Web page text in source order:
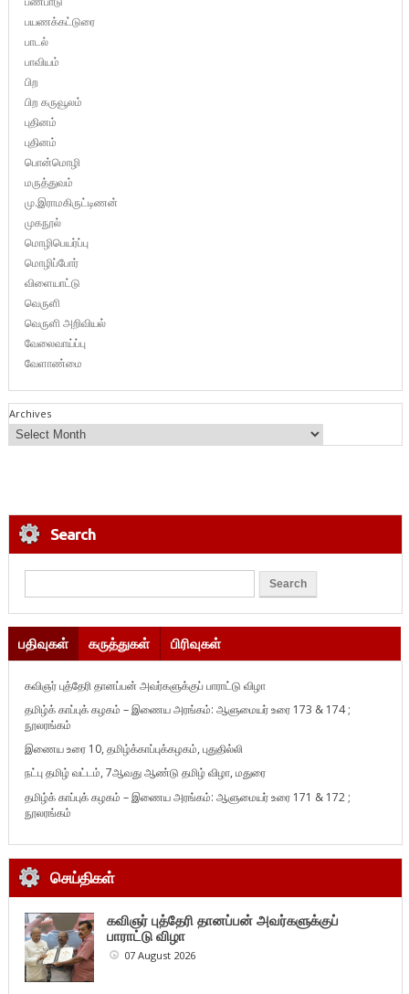
பயணக்கட்டுரை
பாடல்
பாவியம்
பிற
பிற கருவூலம்
புதினம்
புதினம்
பொன்மொழி
மருத்துவம்
மு.இராமகிருட்டிணன்
முகநூல்
மொழிபெயர்ப்பு
மொழிப்போர்
விளையாட்டு
வெருளி
வெருளி அறிவியல்
வேலைவாய்ப்பு
வேளாண்மை
Archives
Search
பதிவுகள் கருத்துகள் பிரிவுகள்
கவிஞர் புத்தேரி தானப்பன் அவர்களுக்குப் பாராட்டு விழா
தமிழ்க் காப்புக் கழகம் – இணைய அரங்கம்: ஆளுமையர் உரை 173 & 174 ;
நூலரங்கம்
இணைய உரை 10, தமிழ்க்காப்புக்கழகம், புதுதில்லி
நட்பு தமிழ் வட்டம், 7ஆவது ஆண்டு தமிழ் விழா, மதுரை
தமிழ்க் காப்புக் கழகம் – இணைய அரங்கம்: ஆளுமையர் உரை 171 & 172 ;
நூலரங்கம்
செய்திகள்
கவிஞர் புத்தேரி தானப்பன் அவர்களுக்குப்
பாராட்டு விழா
07 August 2026